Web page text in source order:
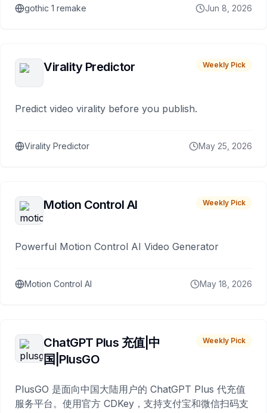
gothic 1 remake Jun 8, 2026
Virality Predictor Weekly Pick
Predict video virality before you publish.
Virality Predictor May 25, 2026
Motion Control AI Weekly Pick
Powerful Motion Control AI Video Generator
Motion Control AI May 18, 2026
ChatGPT Plus 充值|中
国|PlusGO
Weekly Pick
PlusGO 是面向中国大陆用户的 ChatGPT Plus 代充值
服务平台。使用官方 CDKey，支持支付宝和微信扫码支